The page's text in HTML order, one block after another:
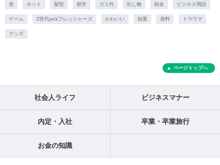
音 ネット 髪型 留学 ガス代 出し物 税金 ビジネス用語
ゲーム Z世代pickフレッシャーズ かわいい 始業 資料 トラウマ
グッズ
ページトップへ
社会人ライフ ビジネスマナー
内定・入社 卒業・卒業旅行
お金の知識